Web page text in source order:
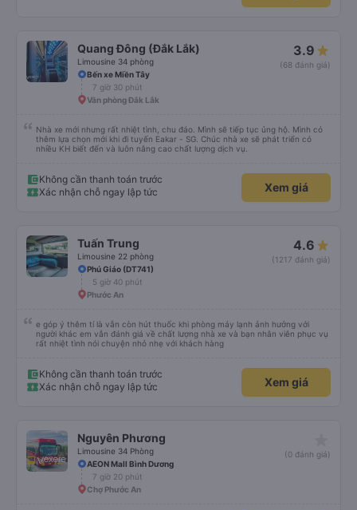
Quang Đông (Đắk Lắk)
Limousine 34 phòng
3.9
(68 đánh giá)
Bến xe Miền Tây
7 giờ 30 phút
Văn phòng Đắk Lắk
Nhà xe mới nhưng rất nhiệt tình, chu đáo. Mình sẽ tiếp tục ủng hộ. Mình có
thêm lựa chọn mới khi đi tuyến Eakar - SG. Chúc nhà xe sẽ phát triển có
nhiều KH biết đến và luôn nâng cao chất lượng dịch vụ.
Không cần thanh toán trước
Xác nhận chỗ ngay lập tức
Xem giá
Tuấn Trung
Limousine 22 phòng
4.6
(1217 đánh giá)
Phú Giáo (DT741)
5 giờ 40 phút
Phước An
e góp ý thêm tí là vẫn còn hút thuốc khi phòng máy lạnh ảnh hưởng với
người khác em vẫn đánh giá về chất lượng nhà xe và bạn nhân viên phục vụ
rất nhiệt tình nói chuyện nhỏ nhẹ với khách hàng
Không cần thanh toán trước
Xác nhận chỗ ngay lập tức
Xem giá
Nguyên Phương
Limousine 34 Phòng
(0 đánh giá)
AEON Mall Bình Dương
7 giờ 20 phút
Chợ Phước An